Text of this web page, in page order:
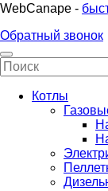
WebCanape -
Обратный звонок
Котлы